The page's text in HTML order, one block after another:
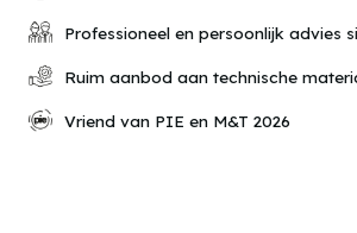
Professioneel en persoonlijk advies
Ruim aanbod aan technische
Vriend van PIE en M&T 2026